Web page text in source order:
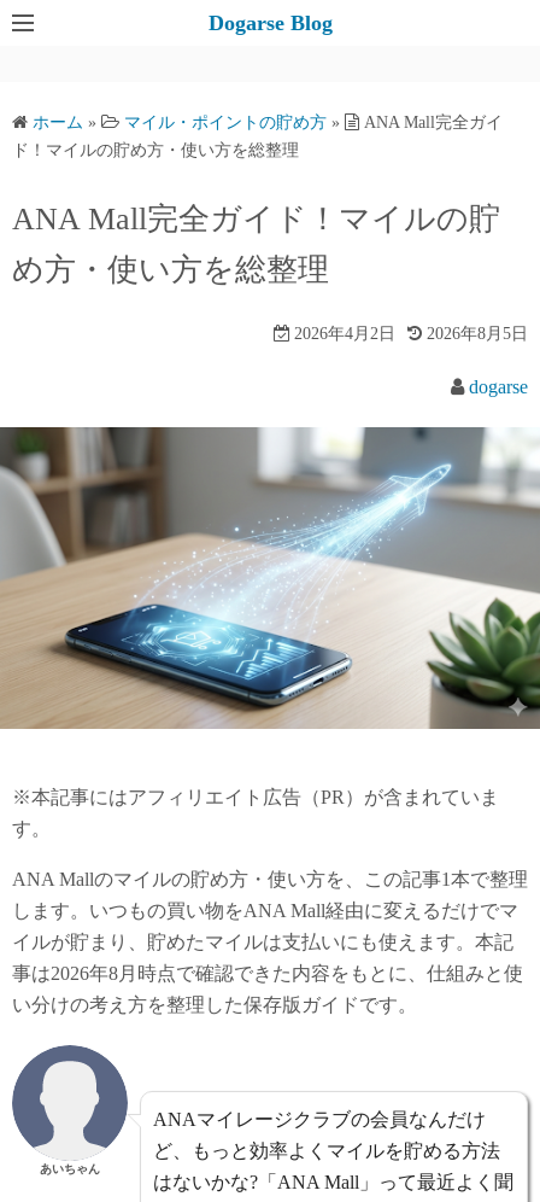
コ
キ
ッ
Dogarse Blog
ホーム » マイル・ポイントの貯め方 »
ANA Mall完全ガイ
ド！マイルの貯め方・使い方を総整理
ANA Mall完全ガイド！マイルの貯
め方・使い方を総整理
2026年4月2日 2026年8月5日
dogarse
※本記事にはアフィリエイト広告（PR）が含まれていま
す。
ANA Mallのマイルの貯め方・使い方を、この記事1本で整理
します。いつもの買い物をANA Mall経由に変えるだけでマ
イルが貯まり、貯めたマイルは支払いにも使えます。本記
事は2026年8月時点で確認できた内容をもとに、仕組みと使
い分けの考え方を整理した保存版ガイドです。
あいちゃん
ANAマイレージクラブの会員なんだけ
ど、もっと効率よくマイルを貯める方法
はないかな?「ANA Mall」って最近よく聞